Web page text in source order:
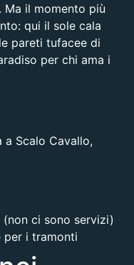
il momento più
qui il sole cala
pareti tufacee di
per chi ama i
a Scalo Cavallo,
ci sono servizi)
per i tramonti